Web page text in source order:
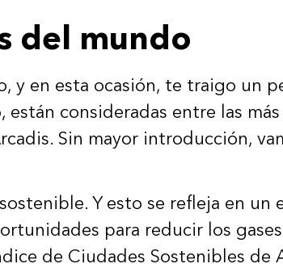
del mundo
y en esta ocasión, te traigo un
consideradas entre las
Sin mayor introducción,
Y esto se refleja en un
para reducir los
de Ciudades Sostenibles de